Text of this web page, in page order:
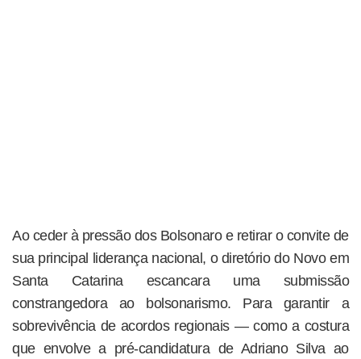
Ao ceder à pressão dos Bolsonaro e retirar o convite de
sua principal liderança nacional, o diretório do Novo em
Santa Catarina escancara uma submissão
constrangedora ao bolsonarismo. Para garantir a
sobrevivência de acordos regionais — como a costura
que envolve a pré-candidatura de Adriano Silva ao